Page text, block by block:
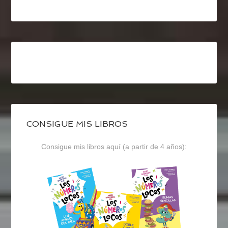
CONSIGUE MIS LIBROS
Consigue mis libros aquí (a partir de 4 años):